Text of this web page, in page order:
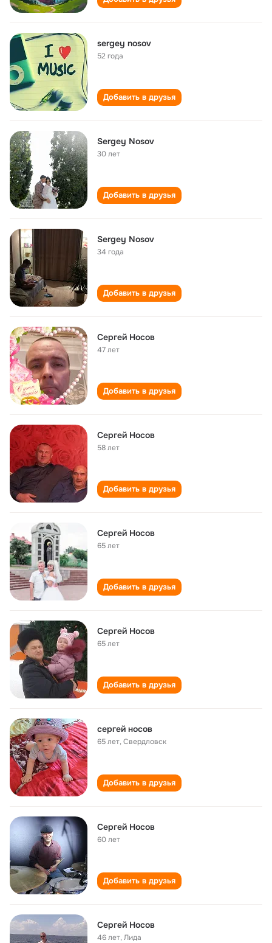
sergey nosov
52 года
Добавить в друзья
Sergey Nosov
30 лет
Добавить в друзья
Sergey Nosov
34 года
Добавить в друзья
Сергей Носов
47 лет
Добавить в друзья
Сергей Носов
58 лет
Добавить в друзья
Сергей Носов
65 лет
Добавить в друзья
Сергей Носов
65 лет
Добавить в друзья
сергей носов
65 лет,Свердловск
Добавить в друзья
Сергей Носов
60 лет
Добавить в друзья
Сергей Носов
46 лет,Лида